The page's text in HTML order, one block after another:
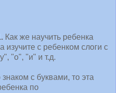
Как же научить ребенка
изучите с ребенком слоги с
"о", "и" и т.д.
с буквами, то эта
по